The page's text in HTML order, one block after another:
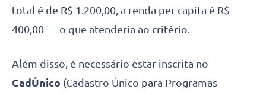
total é de R$ 1.200,00, a renda per capita é R$
400,00 — o que atenderia ao critério.
Além disso, é necessário estar inscrita no
CadÚnico (Cadastro Único para Programas